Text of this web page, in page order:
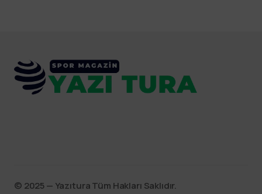
©️ 2025 — Yazıtura Tüm Hakları Saklıdır.